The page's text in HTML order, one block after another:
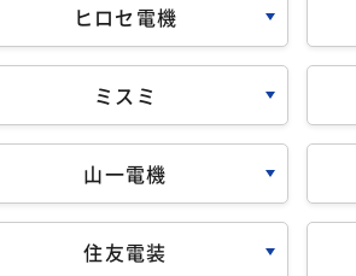
ヒロセ電機
ミスミ
山一電機
住友電装